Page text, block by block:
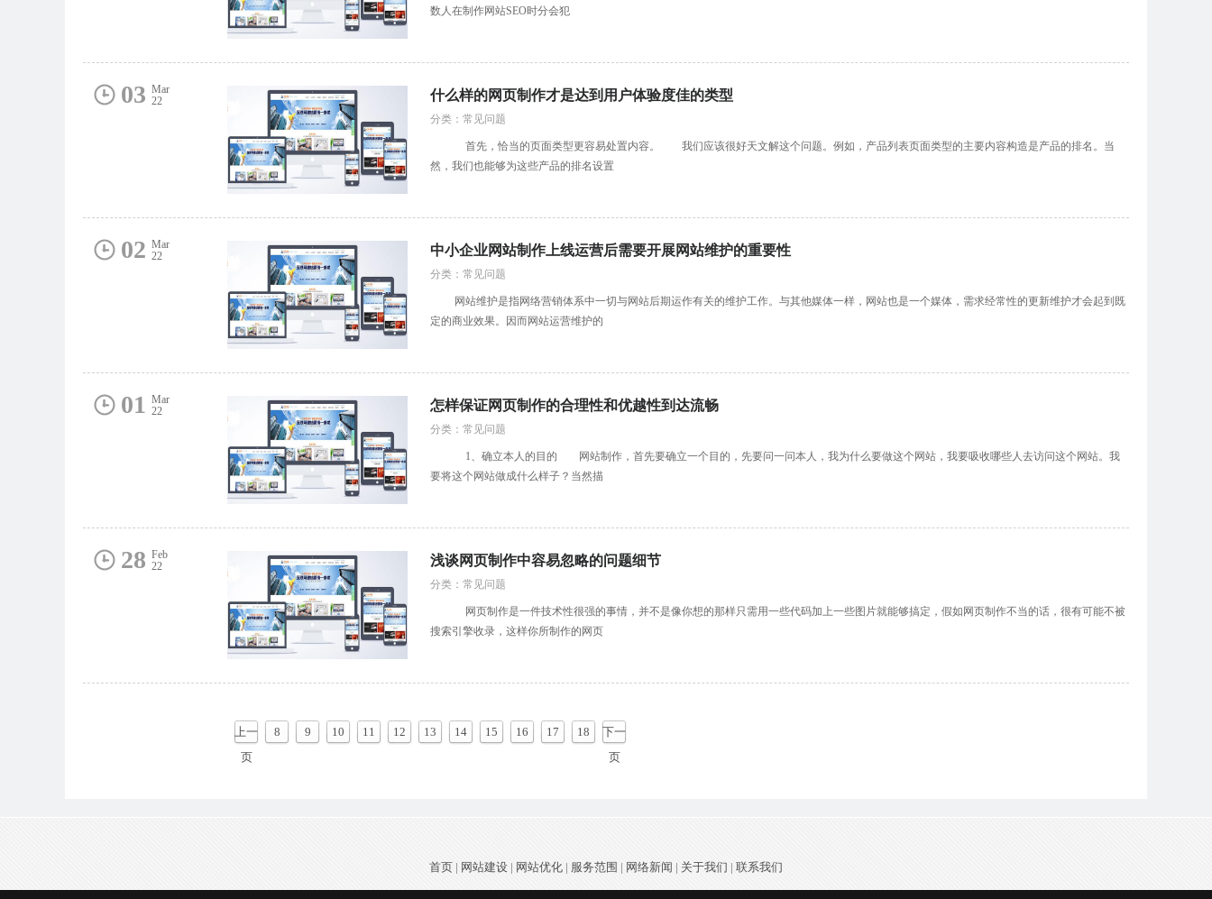
数人在制作网站SEO时分会犯
03 Mar
22
什么样的网页制作才是达到用户体验度佳的类型
分类：常见问题
首先，恰当的页面类型更容易处置内容。 我们应该很好天文解这个问题。例如，产品列表页面类型的主要内容构造是产品的排名。当
然，我们也能够为这些产品的排名设置
02 Mar
22
中小企业网站制作上线运营后需要开展网站维护的重要性
分类：常见问题
网站维护是指网络营销体系中一切与网站后期运作有关的维护工作。与其他媒体一样，网站也是一个媒体，需求经常性的更新维护才会起到既
定的商业效果。因而网站运营维护的
01 Mar
22
怎样保证网页制作的合理性和优越性到达流畅
分类：常见问题
1、确立本人的目的 网站制作，首先要确立一个目的，先要问一问本人，我为什么要做这个网站，我要吸收哪些人去访问这个网站。我
要将这个网站做成什么样子？当然描
28 Feb
22
浅谈网页制作中容易忽略的问题细节
分类：常见问题
网页制作是一件技术性很强的事情，并不是像你想的那样只需用一些代码加上一些图片就能够搞定，假如网页制作不当的话，很有可能不被
搜索引擎收录，这样你所制作的网页
上一
页
8 9 10 11 12 13 14 15 16 17 18
下一
页
首页 | 网站建设 | 网站优化 | 服务范围 | 网络新闻 | 关于我们 | 联系我们